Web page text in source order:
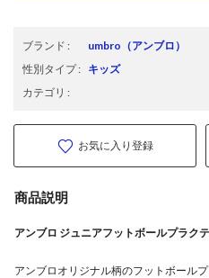
ブランド : umbro （アンブロ）
性別タイプ: キッズ
カテゴリ :
お気に入り登録
商品説明
アンブロ ジュニアフットボールプラク
アンブロオリジナル柄のフットボール